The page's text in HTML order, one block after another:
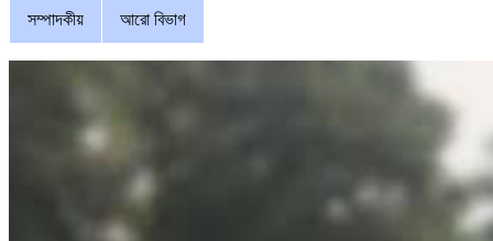
সম্পাদকীয় আরো বিভাগ